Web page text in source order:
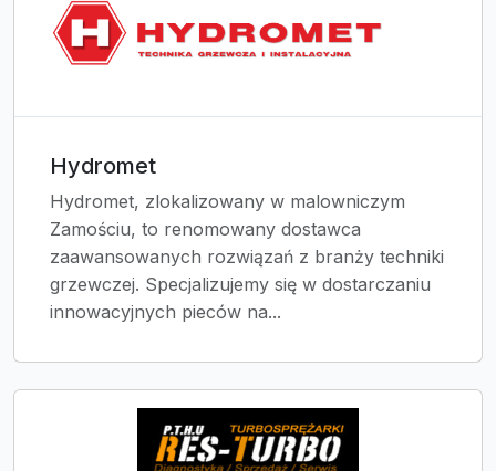
Hydromet
Hydromet, zlokalizowany w malowniczym
Zamościu, to renomowany dostawca
zaawansowanych rozwiązań z branży techniki
grzewczej. Specjalizujemy się w dostarczaniu
innowacyjnych pieców na...